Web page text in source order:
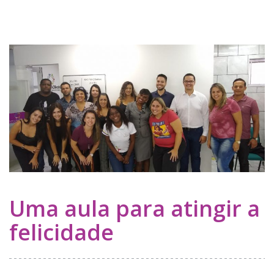
Uma aula para atingir a
felicidade